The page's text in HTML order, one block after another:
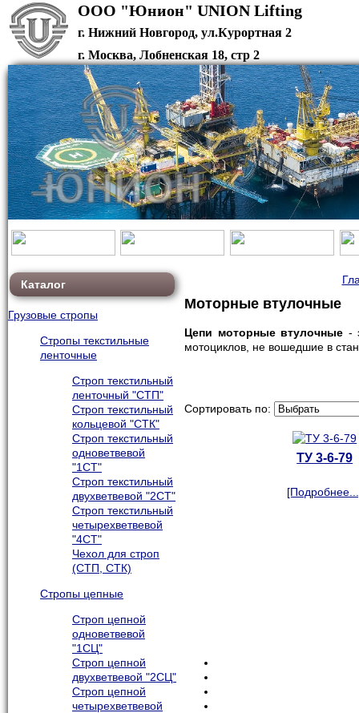
ООО "Юнион"
г. Нижний Новгород, ул.Курортная 2
г. Москва, Лобненская 18, стр 2
union-fax@bk.ru
Каталог
Грузовые стропы
Стропы текстильные
ленточные
Строп текстильный
ленточный "СТП"
Строп текстильный
кольцевой "СТК"
Строп текстильный
одноветвевой
"1СТ"
Строп текстильный
двухветвевой "2СТ"
Строп текстильный
четырехветвевой
"4СТ"
Чехол для строп
(СТП, СТК)
Стропы цепные
Строп цепной
одноветвевой
"1СЦ"
Строп цепной
двухветвевой "2СЦ"
Строп цепной
четырехветвевой
Моторные втулочные
Цепи моторные втулочные -
мотоциклов, не вошедшие в
Сортировать по:
ТУ 3-6-79